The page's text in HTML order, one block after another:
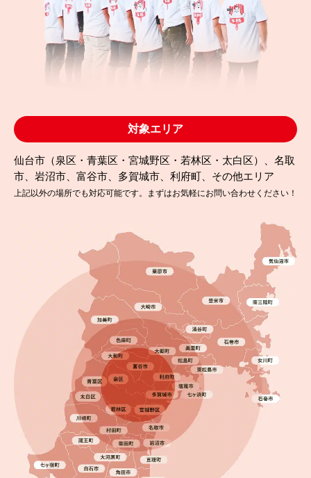
2025.06.03
外壁の汚れが悩み…一条工務店の家を無機塗装で解
決！
完成日 2025.02.15
ソーラーパネル付き屋根は塗装できる？亘理町で屋
対象エリア
仙台市（泉区・青葉区・宮城野区・若林区・太白区）、名取
市、岩沼市、富谷市、多賀城市、利府町、その他エリア
上記以外の場所でも対応可能です。まずはお気軽にお問い合わせください！